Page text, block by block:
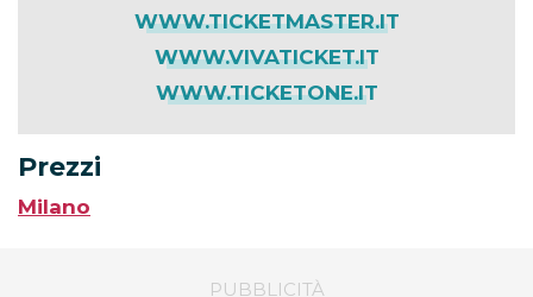
WWW.TICKETMASTER.IT
WWW.VIVATICKET.IT
WWW.TICKETONE.IT
Prezzi
Milano